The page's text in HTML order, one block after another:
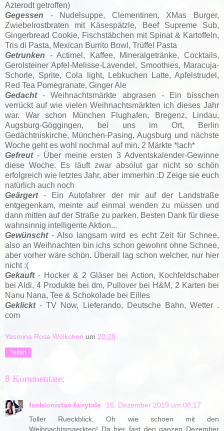
Azterodt getroffen)
Gegessen - Nudelsuppe, Clementinen, XMas Burger,
Zwiebelrostbraten mit Käsespätzle, Beef Supreme Sub,
Gingerbread Cookie, Fischstäbchen mit Spinat & Kartoffeln,
Tris di Pasta, Mexican Burrito Bowl, Trüffel Pasta
Getrunken - Actimel, Kaffee, Mineralgetränke, Cocktails,
Gerolsteiner Apfel-Melisse-Lavendel, Smoothies, Maracuja-
Schorle, Sprite, Cola light, Lebkuchen Latte, Apfelstrudel,
Red Tea Pomegranate, Ginger Ale
Gedacht- Weihnachtsmärkte abgrasen - Ein bisschen
verrückt auf wie vielen Weihnachtsmärkten ich dieses Jahr
war. War schon München Flughafen, Bregenz, Lindau,
Augsburg-Göggingen, bei uns im Ort, Berlin
Gedächtniskirche, München-Pasing, Augsburg und nächste
Woche geht es wohl nochmal auf min. 2 Märkte *lach*
Gefreut- Über meine ersten 3 Adventskalender-Gewinne
diese Woche. Es läuft zwar absolut gar nicht so schön
erfolgreich wie letztes Jahr, aber immerhin :D Zeige sie euch
natürlich auch noch
Geärgert- Ein Autofahrer der mir auf der Landstraße
entgegenkam, meinte auf einmal wenden zu müssen und
dann mitten auf der Straße zu parken. Besten Dank für diese
wahnsinnig intelligente Aktion...
Gewünscht- Also langsam wird es echt Zeit für Schnee,
also an Weihnachten bin ichs schon gewohnt ohne Schnee,
aber vorher wäre schön. Überall lag schon welcher, nur hier
nicht :(
Gekauft- Hocker & 2 Gläser bei Action, Kochfeldschaber
bei Aldi, 4 Produkte bei dm, Pullover bei H&M, 2 Karten bei
Nanu Nana, Tee & Schokolade bei Eilles
Geklickt- TV Now, Lieferando, Deutsche Bahn, Wetter .
com
Yasmina Rosa Wölkchen um 20:28
Teilen
8 Kommentare:
fashionistas fairytale
16. Dezember 2019 um 08:17
Toller Rueckblick. Oh wie schoen mit den
Weihnachtsmaerkten! Da hier fast den ganzen Dezember